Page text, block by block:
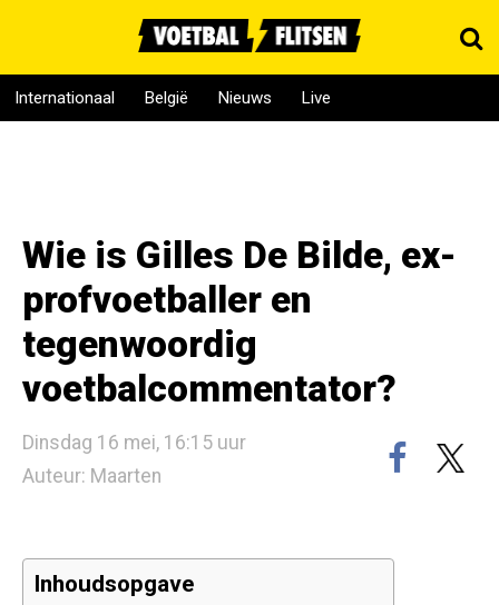
Internationaal België Nieuws Live
Wie is Gilles De Bilde, ex-
profvoetballer en
tegenwoordig
voetbalcommentator?
Dinsdag 16 mei, 16:15 uur
Auteur: Maarten
Inhoudsopgave